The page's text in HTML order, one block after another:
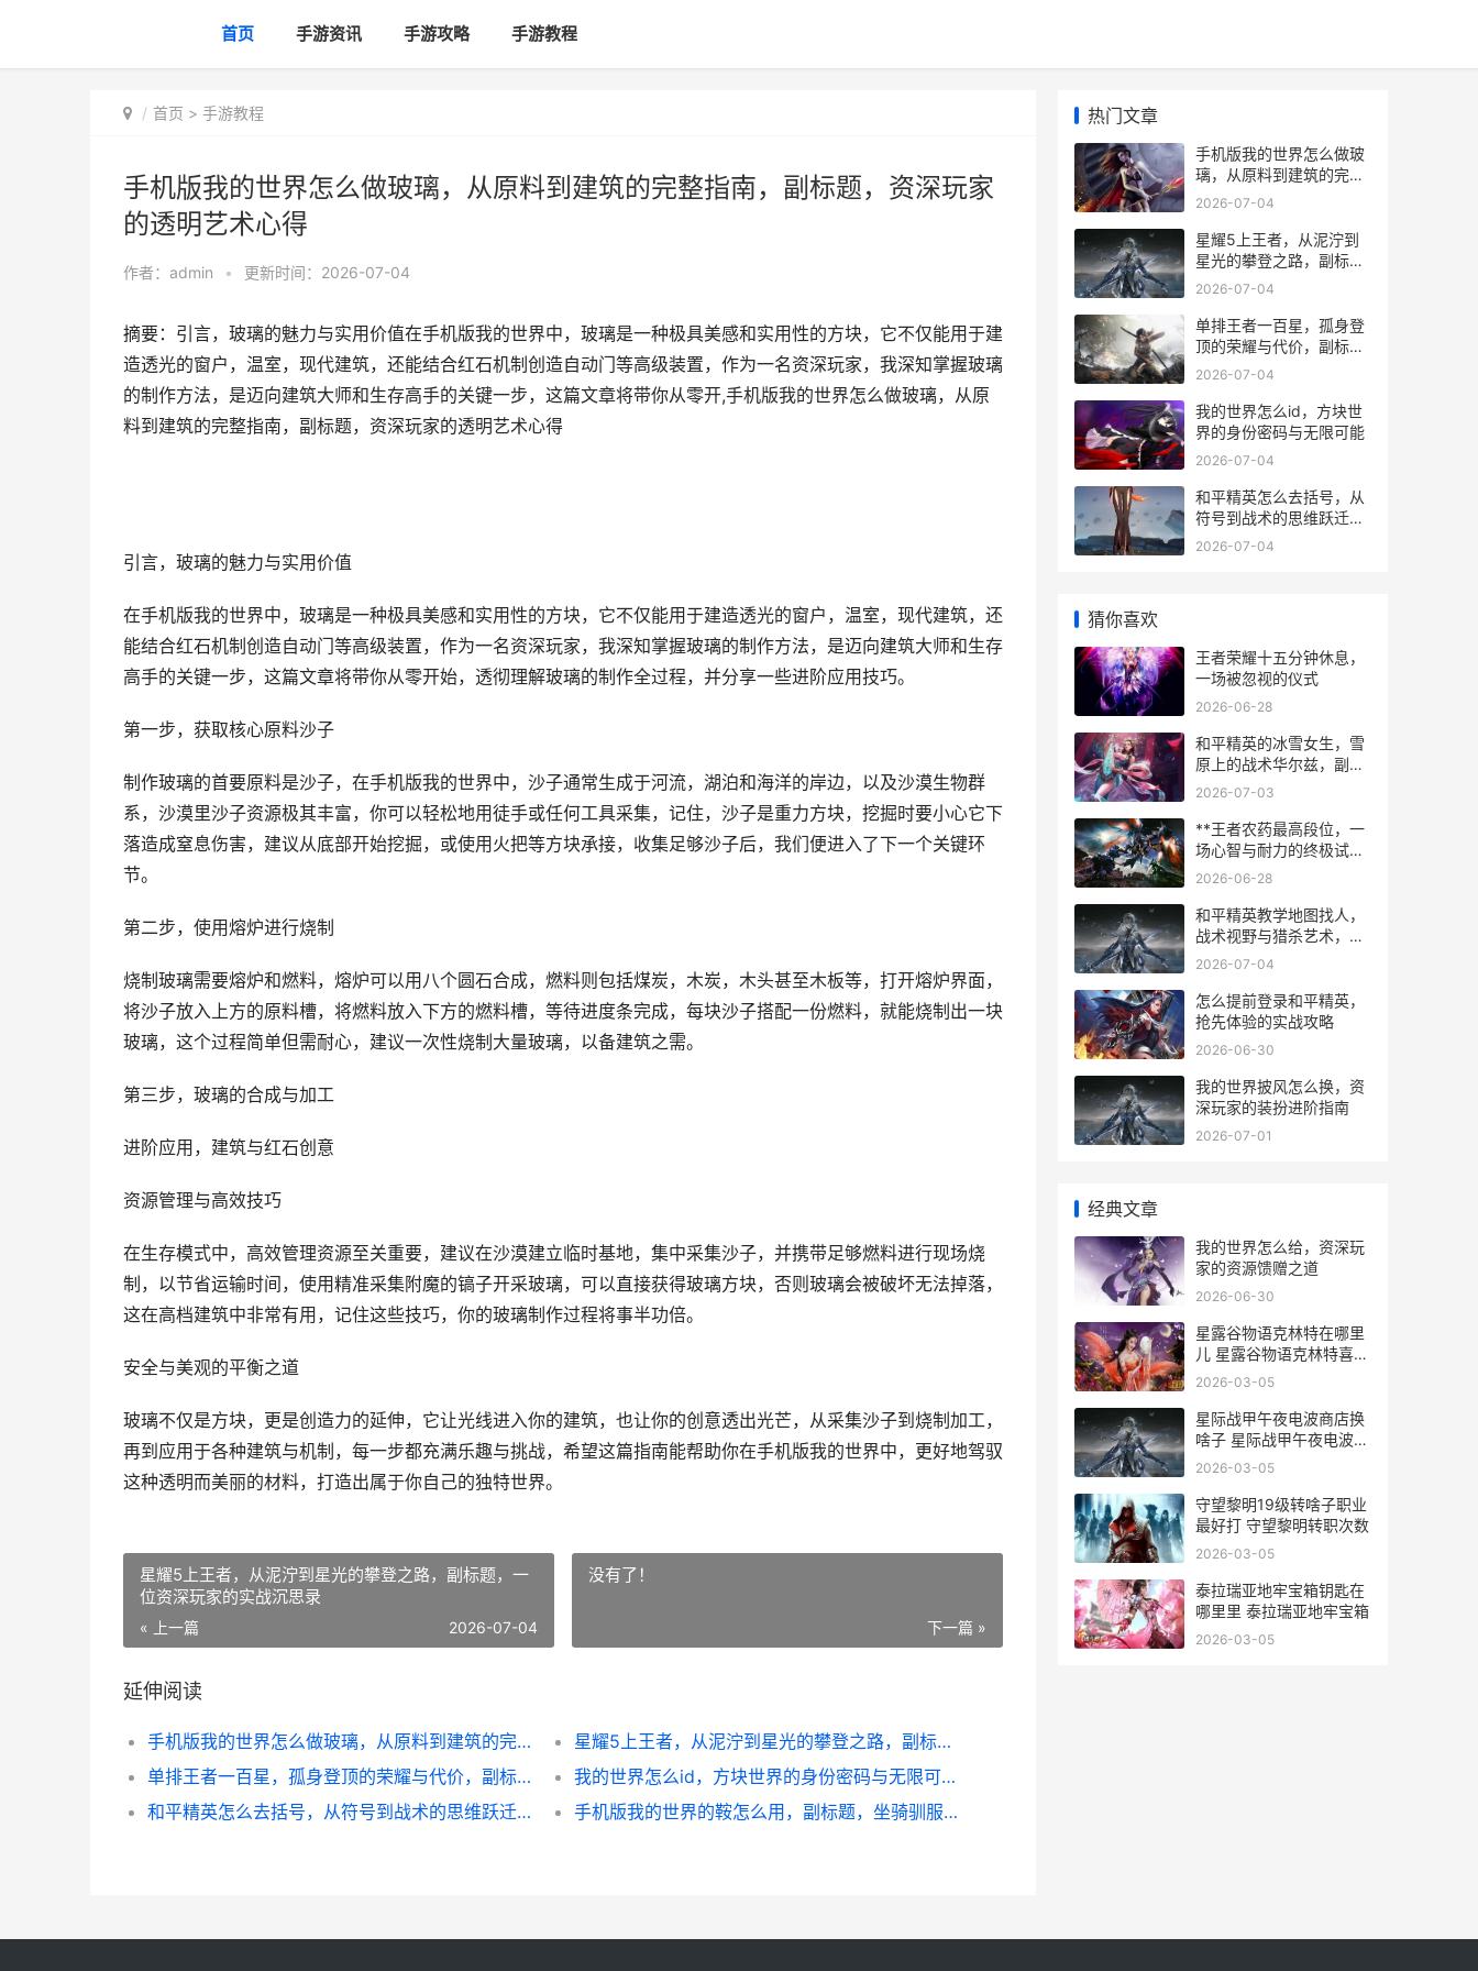
首页 手游资讯 手游攻略 手游教程
首页 > 手游教程
手机版我的世界怎么做玻璃，从原料到建筑的完整指南，副标题，资深玩家
的透明艺术心得
作者： admin • 更新时间：2026-07-04
摘要：引言，玻璃的魅力与实用价值在手机版我的世界中，玻璃是一种极具美感和实用性的方块，它不仅能用于建
造透光的窗户，温室，现代建筑，还能结合红石机制创造自动门等高级装置，作为一名资深玩家，我深知掌握玻璃
的制作方法，是迈向建筑大师和生存高手的关键一步，这篇文章将带你从零开,手机版我的世界怎么做玻璃，从原
料到建筑的完整指南，副标题，资深玩家的透明艺术心得
引言，玻璃的魅力与实用价值
在手机版我的世界中，玻璃是一种极具美感和实用性的方块，它不仅能用于建造透光的窗户，温室，现代建筑，还
能结合红石机制创造自动门等高级装置，作为一名资深玩家，我深知掌握玻璃的制作方法，是迈向建筑大师和生存
高手的关键一步，这篇文章将带你从零开始，透彻理解玻璃的制作全过程，并分享一些进阶应用技巧。
第一步，获取核心原料沙子
制作玻璃的首要原料是沙子，在手机版我的世界中，沙子通常生成于河流，湖泊和海洋的岸边，以及沙漠生物群
系，沙漠里沙子资源极其丰富，你可以轻松地用徒手或任何工具采集，记住，沙子是重力方块，挖掘时要小心它下
落造成窒息伤害，建议从底部开始挖掘，或使用火把等方块承接，收集足够沙子后，我们便进入了下一个关键环
节。
第二步，使用熔炉进行烧制
烧制玻璃需要熔炉和燃料，熔炉可以用八个圆石合成，燃料则包括煤炭，木炭，木头甚至木板等，打开熔炉界面，
将沙子放入上方的原料槽，将燃料放入下方的燃料槽，等待进度条完成，每块沙子搭配一份燃料，就能烧制出一块
玻璃，这个过程简单但需耐心，建议一次性烧制大量玻璃，以备建筑之需。
第三步，玻璃的合成与加工
进阶应用，建筑与红石创意
资源管理与高效技巧
在生存模式中，高效管理资源至关重要，建议在沙漠建立临时基地，集中采集沙子，并携带足够燃料进行现场烧
制，以节省运输时间，使用精准采集附魔的镐子开采玻璃，可以直接获得玻璃方块，否则玻璃会被破坏无法掉落，
这在高档建筑中非常有用，记住这些技巧，你的玻璃制作过程将事半功倍。
安全与美观的平衡之道
玻璃不仅是方块，更是创造力的延伸，它让光线进入你的建筑，也让你的创意透出光芒，从采集沙子到烧制加工，
再到应用于各种建筑与机制，每一步都充满乐趣与挑战，希望这篇指南能帮助你在手机版我的世界中，更好地驾驭
这种透明而美丽的材料，打造出属于你自己的独特世界。
星耀5上王者，从泥泞到星光的攀登之路，副标题，一
位资深玩家的实战沉思录
« 上一篇 2026-07-04
没有了！
下一篇 »
延伸阅读
手机版我的世界怎么做玻璃，从原料到建筑的完整指南，副标题，资深玩家的透明艺术心得
星耀5上王者，从泥泞到星光的攀登之路，副标题，一位资深玩家的实战沉思录
单排王者一百星，孤身登顶的荣耀与代价，副标题，巅峰之路的独行诗篇
我的世界怎么id，方块世界的身份密码与无限可能
和平精英怎么去括号，从符号到战术的思维跃迁，副标题，一个资深玩家的实战思考
手机版我的世界的鞍怎么用，副标题，坐骑驯服与运输全指南
热门文章
手机版我的世界怎么做玻
璃，从原料到建筑的完整
指南，副标题，资深玩家
2026-07-04
星耀5上王者，从泥泞到
星光的攀登之路，副标
题，一位资深玩家的实战
2026-07-04
单排王者一百星，孤身登
顶的荣耀与代价，副标
题，巅峰之路的独行诗篇
2026-07-04
我的世界怎么id，方块世
界的身份密码与无限可能
2026-07-04
和平精英怎么去括号，从
符号到战术的思维跃迁，
副标题，一个资深玩家的
2026-07-04
猜你喜欢
王者荣耀十五分钟休息，
一场被忽视的仪式
2026-06-28
和平精英的冰雪女生，雪
原上的战术华尔兹，副标
题，银装素裹下的生存诗
2026-07-03
**王者农药最高段位，一
场心智与耐力的终极试炼
**
2026-06-28
和平精英教学地图找人，
战术视野与猎杀艺术，副
标题从新手到猎手的进阶
2026-07-04
怎么提前登录和平精英，
抢先体验的实战攻略
2026-06-30
我的世界披风怎么换，资
深玩家的装扮进阶指南
2026-07-01
经典文章
我的世界怎么给，资深玩
家的资源馈赠之道
2026-06-30
星露谷物语克林特在哪里
儿 星露谷物语克林特喜欢
什么礼物
2026-03-05
星际战甲午夜电波商店换
啥子 星际战甲午夜电波快
捷键
2026-03-05
守望黎明19级转啥子职业
最好打 守望黎明转职次数
2026-03-05
泰拉瑞亚地牢宝箱钥匙在
哪里里 泰拉瑞亚地牢宝箱
2026-03-05